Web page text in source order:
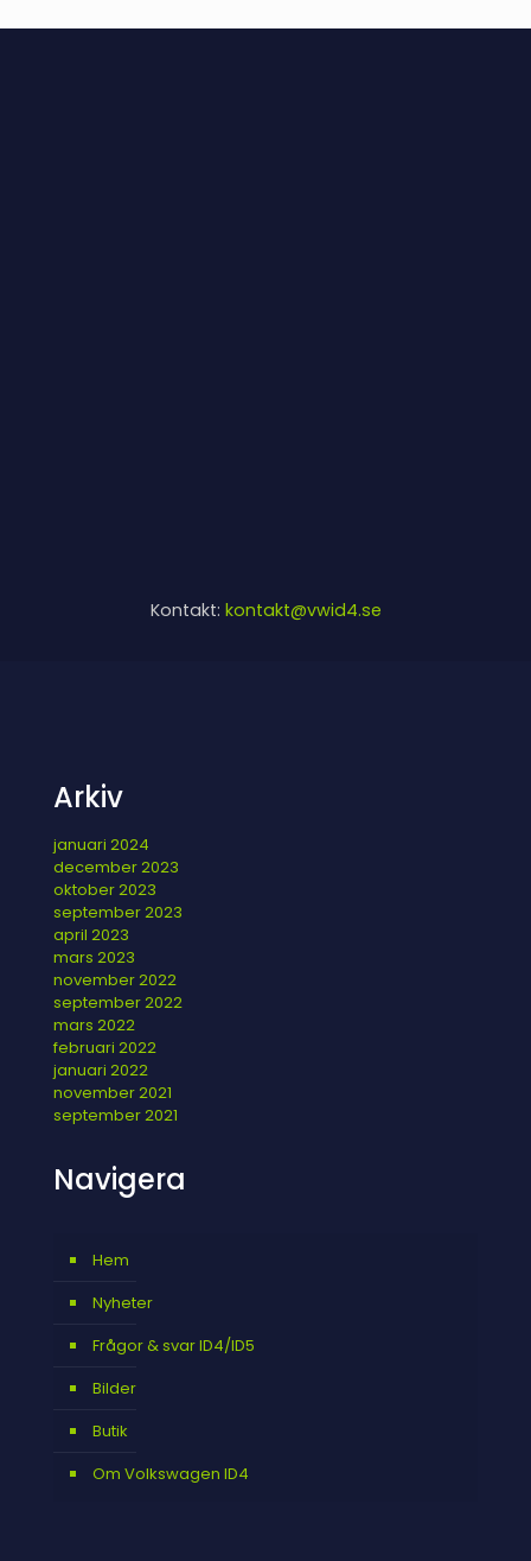
Kontakt: kontakt@vwid4.se
Arkiv
januari 2024
december 2023
oktober 2023
september 2023
april 2023
mars 2023
november 2022
september 2022
mars 2022
februari 2022
januari 2022
november 2021
september 2021
Navigera
Hem
Nyheter
Frågor & svar ID4/ID5
Bilder
Butik
Om Volkswagen ID4